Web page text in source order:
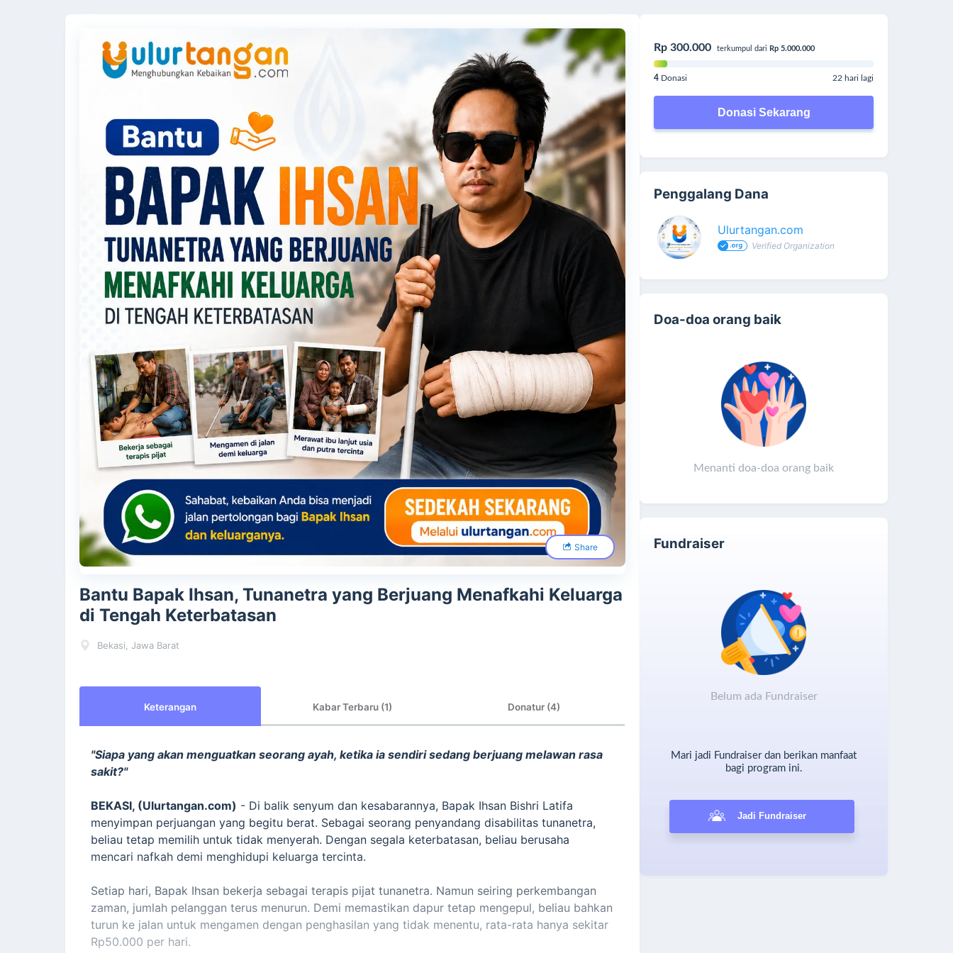
Share
Bantu Bapak Ihsan, Tunanetra yang Berjuang Menafkahi Keluarga
di Tengah Keterbatasan
Bekasi, Jawa Barat
Keterangan Kabar Terbaru (1) Donatur (4)
"Siapa yang akan menguatkan seorang ayah, ketika ia sendiri sedang berjuang melawan rasa
sakit?"
BEKASI, (Ulurtangan.com) - Di balik senyum dan kesabarannya, Bapak Ihsan Bishri Latifa
menyimpan perjuangan yang begitu berat. Sebagai seorang penyandang disabilitas tunanetra,
beliau tetap memilih untuk tidak menyerah. Dengan segala keterbatasan, beliau berusaha
mencari nafkah demi menghidupi keluarga tercinta.
Setiap hari, Bapak Ihsan bekerja sebagai terapis pijat tunanetra. Namun seiring perkembangan
zaman, jumlah pelanggan terus menurun. Demi memastikan dapur tetap mengepul, beliau bahkan
turun ke jalan untuk mengamen dengan penghasilan yang tidak menentu, rata-rata hanya sekitar
Rp50.000 per hari.
Rp 300.000 terkumpul dari Rp 5.000.000
4 Donasi 22 hari lagi
Donasi Sekarang
Penggalang Dana
Ulurtangan.com
Verified Organization
Doa-doa orang baik
Menanti doa-doa orang baik
Fundraiser
Belum ada Fundraiser
Mari jadi Fundraiser dan berikan manfaat
bagi program ini.
Jadi Fundraiser